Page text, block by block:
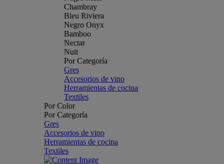
Chambray
Bleu Riviera
Negro Onyx
Bamboo
Nectar
Nuit
Por Categoría
Gres
Accesorios de vino
Herramientas de cocina
Textiles
Por Color
Por Categoría
Gres
Accesorios de vino
Herramientas de cocina
Textiles